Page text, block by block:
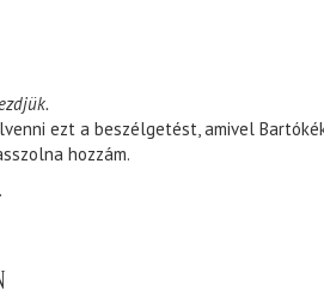
ezt a beszélgetést, amivel
hozzám.